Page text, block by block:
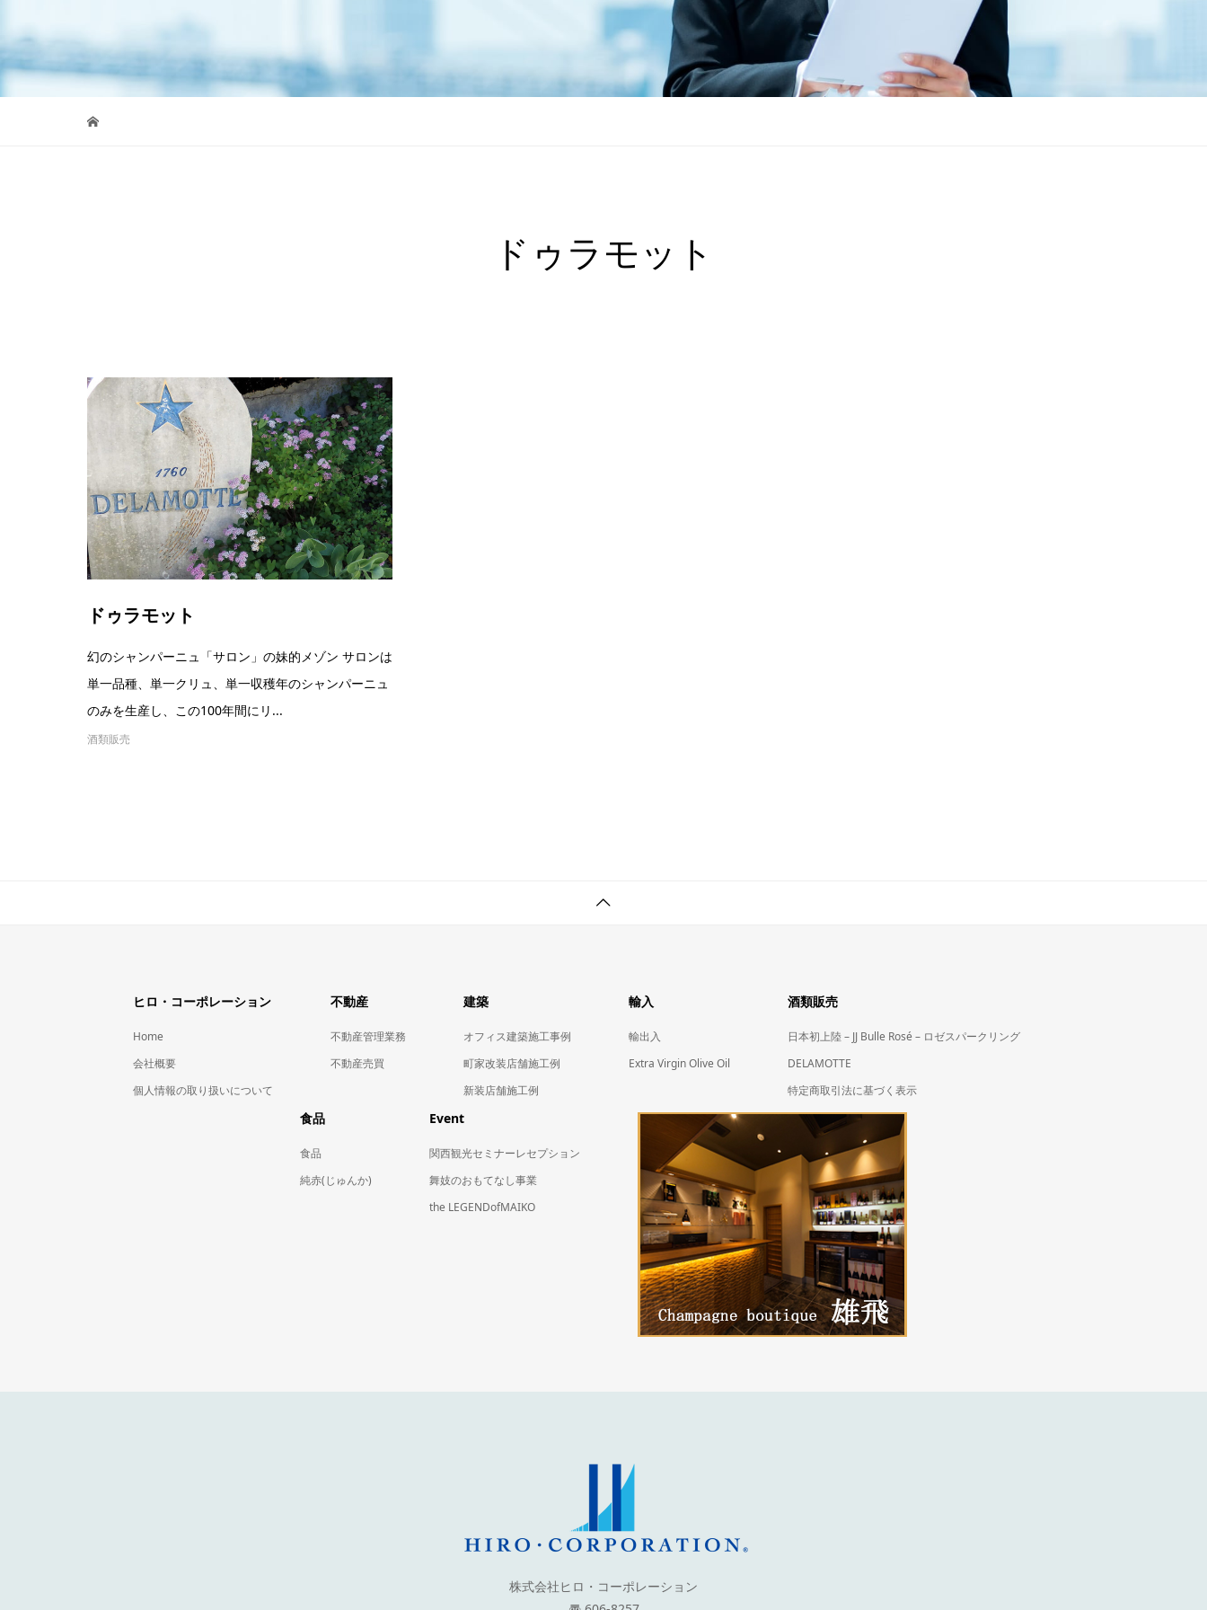
ドゥラモット
ドゥラモット
幻のシャンパーニュ「サロン」の妹的メゾン サロンは
単一品種、単一クリュ、単一収穫年のシャンパーニュ
のみを生産し、この100年間にリ...
酒類販売
ヒロ・コーポレーション
Home
会社概要
個人情報の取り扱いについて
不動産
不動産管理業務
不動産売買
建築
オフィス建築施工事例
町家改装店舗施工例
新装店舗施工例
輸入
輸出入
Extra Virgin Olive Oil
酒類販売
日本初上陸 – JJ Bulle Rosé – ロゼスパークリング
DELAMOTTE
特定商取引法に基づく表示
食品
食品
純赤(じゅんか)
Event
関西観光セミナーレセプション
舞妓のおもてなし事業
the LEGENDofMAIKO
株式会社ヒロ・コーポレーション